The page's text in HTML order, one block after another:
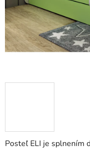
Posteľ ELI je splnením